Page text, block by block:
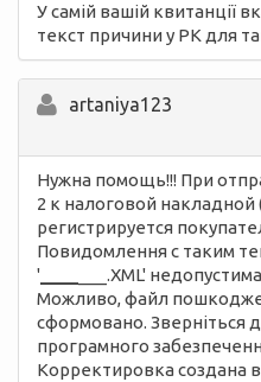
У самій вашій квитанції
текст причини у РК для
artaniya123
Нужна помощь!!! При
2 к налоговой накладной
регистрируется
Повидомлення с таким
'
___.XML'
Можливо, файл
сформовано. Зверніться
програмного
Корректировка создана